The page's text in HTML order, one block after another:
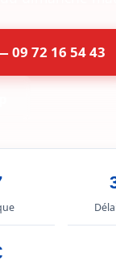
09 72 16 54 43